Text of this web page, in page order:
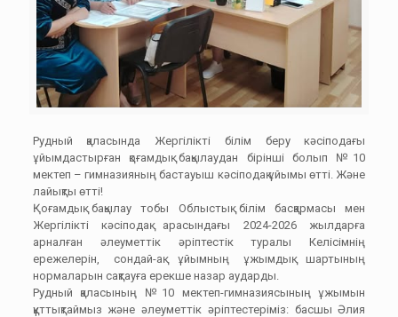
Рудный қаласында Жергілікті білім беру кәсіподағы
ұйымдастырған қоғамдық бақылаудан бірінші болып №10
мектеп – гимназияның бастауыш кәсіподақ ұйымы өтті. Және
лайықты өтті!
Қоғамдық бақылау тобы Облыстық білім басқармасы мен
Жергілікті кәсіподақ арасындағы 2024-2026 жылдарға
арналған әлеуметтік әріптестік туралы Келісімнің
ережелерін, сондай-ақ ұйымның ұжымдық шартының
нормаларын сақтауға ерекше назар аударды.
Рудный қаласының №10 мектеп-гимназиясының ұжымын
құттықтаймыз және әлеуметтік әріптестеріміз: басшы Әлия